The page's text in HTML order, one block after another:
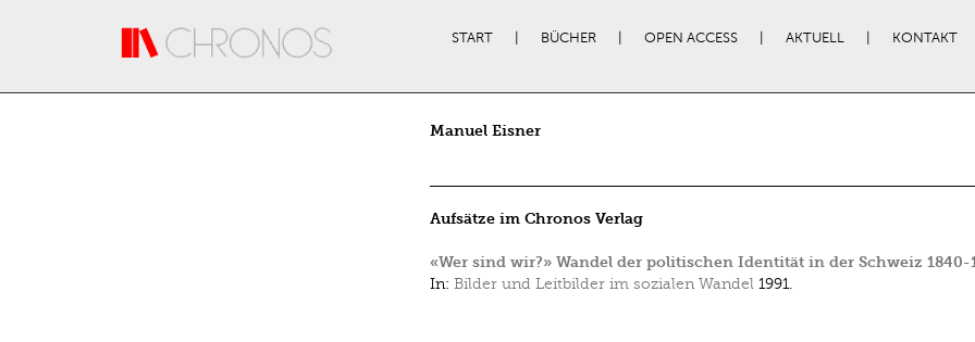
START BÜCHER OPEN ACCESS AKTUELL KONTAKT
Manuel Eisner
Aufsätze im Chronos Verlag
«Wer sind wir?» Wandel der politischen Identität in der Schweiz 1840-
In: Bilder und Leitbilder im sozialen Wandel 1991.